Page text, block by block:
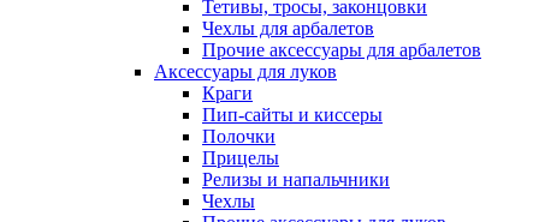
Тетивы, тросы, законцовки
Чехлы для арбалетов
Прочие аксессуары для арбалетов
Аксессуары для луков
Краги
Пип-сайты и киссеры
Полочки
Прицелы
Релизы и напальчники
Чехлы